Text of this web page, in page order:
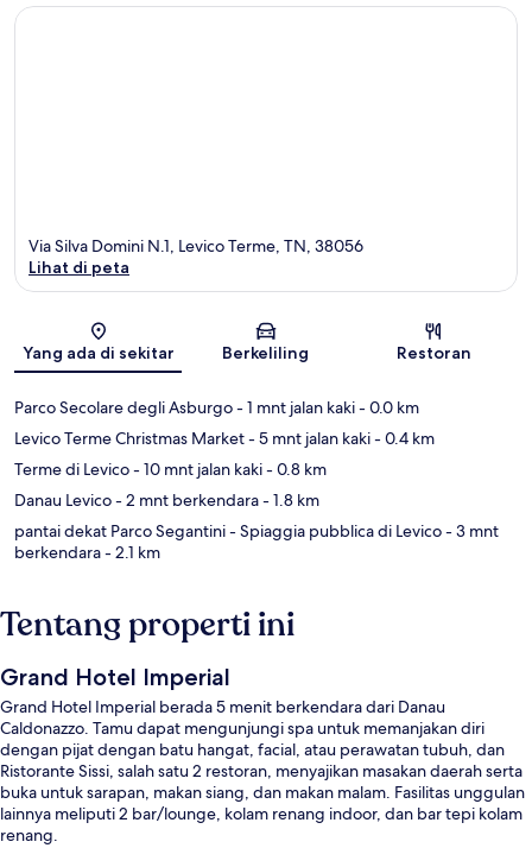
Peta
Via Silva Domini N.1, Levico Terme, TN, 38056
Lihat di peta
Yang ada di sekitar Berkeliling Restoran
Parco Secolare degli Asburgo- 1 mnt jalan kaki- 0.0 km
Levico Terme Christmas Market- 5 mnt jalan kaki- 0.4 km
Terme di Levico- 10 mnt jalan kaki- 0.8 km
Danau Levico- 2 mnt berkendara- 1.8 km
pantai dekat Parco Segantini - Spiaggia pubblica di Levico- 3 mnt
berkendara- 2.1 km
Tentang properti ini
Grand Hotel Imperial
Grand Hotel Imperial berada 5 menit berkendara dari Danau
Caldonazzo. Tamu dapat mengunjungi spa untuk memanjakan diri
dengan pijat dengan batu hangat, facial, atau perawatan tubuh, dan
Ristorante Sissi, salah satu 2 restoran, menyajikan masakan daerah serta
buka untuk sarapan, makan siang, dan makan malam. Fasilitas unggulan
lainnya meliputi 2 bar/lounge, kolam renang indoor, dan bar tepi kolam
renang.